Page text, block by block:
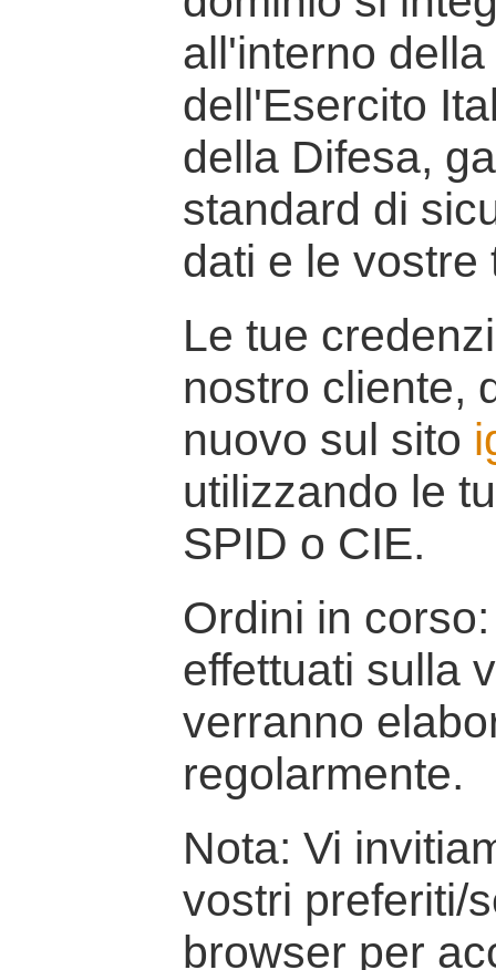
all'interno
dell'Esercito
della Difesa,
standard di
dati e le vostre
Le tue
nostro cliente,
nuovo sul sito
utilizzando le
SPID o CIE.
Ordini in
effettuati sulla
verranno
regolarmente.
Nota: Vi
vostri preferiti/
browser per